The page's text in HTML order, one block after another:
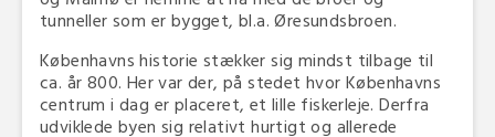
tunneller som er bygget, bl.a. Øresundsbroen.
Københavns historie stækker sig mindst tilbage til
ca. år 800. Her var der, på stedet hvor Københavns
centrum i dag er placeret, et lille fiskerleje. Derfra
udviklede byen sig relativt hurtigt og allerede